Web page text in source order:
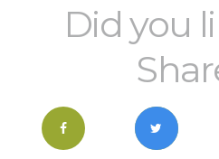
Did you